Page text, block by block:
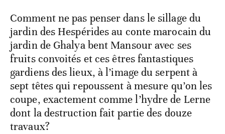
Comment ne pas penser dans le sillage du
jardin des Hespérides au conte marocain du
jardin de Ghalya bent Mansour avec ses
fruits convoités et ces êtres fantastiques
gardiens des lieux, à l’image du serpent à
sept têtes qui repoussent à mesure qu’on les
coupe, exactement comme l’hydre de Lerne
dont la destruction fait partie des douze
travaux?